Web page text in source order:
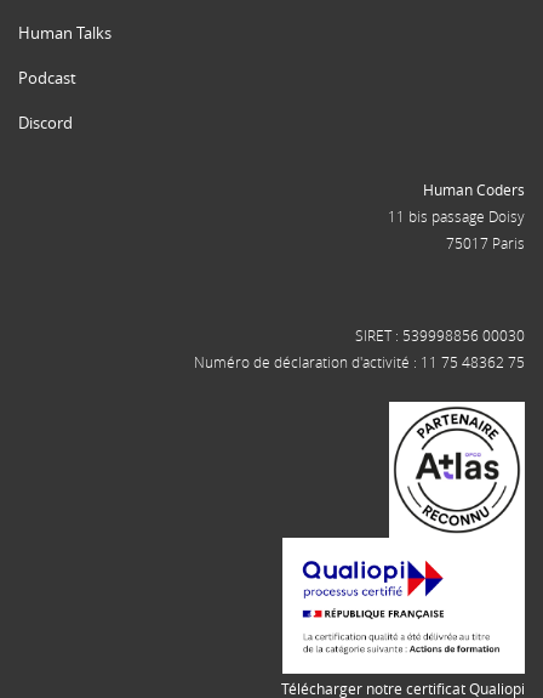
Human Talks
Podcast
Discord
Human Coders
11 bis passage Doisy
75017 Paris
SIRET : 539998856 00030
Numéro de déclaration d'activité : 11 75 48362 75
Télécharger notre certificat Qualiopi